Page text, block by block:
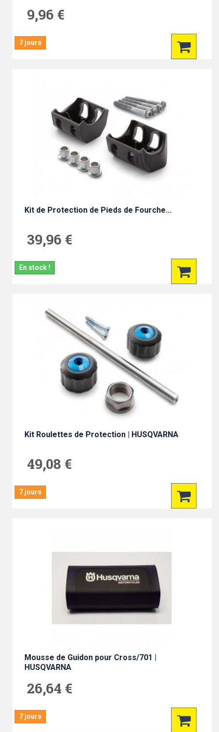
9,96 €
7 jours
Kit de Protection de Pieds de Fourche...
39,96 €
En stock !
Kit Roulettes de Protection | HUSQVARNA
49,08 €
7 jours
Mousse de Guidon pour Cross/701 |
HUSQVARNA
26,64 €
7 jours